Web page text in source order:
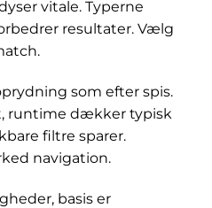
vitale. Typerne
resultater. Vælg
som efter spis.
runtime dækker typisk
filtre sparer.
navigation.
basis er